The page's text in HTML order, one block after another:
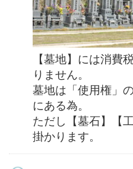
【墓地】には消費
りません。
墓地は「使用権」
にある為。
ただし【墓石】【
掛かります。